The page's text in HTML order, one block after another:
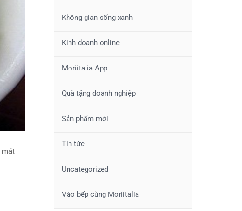
mát
Không gian sống xanh
Kinh doanh online
Moriitalia App
Quà tặng doanh nghiệp
Sản phẩm mới
Tin tức
Uncategorized
Vào bếp cùng Moriitalia